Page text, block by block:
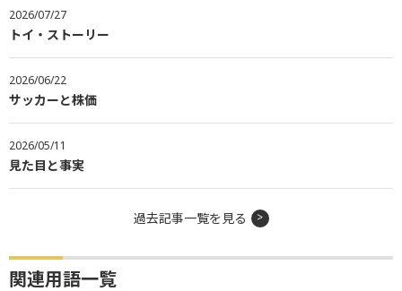
2026/07/27
トイ・ストーリー
2026/06/22
サッカーと株価
2026/05/11
見た目と事実
過去記事一覧を見る
関連用語一覧